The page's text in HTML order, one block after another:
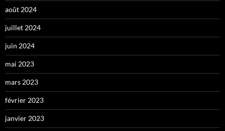
août 2024
juillet 2024
juin 2024
mai 2023
mars 2023
février 2023
janvier 2023